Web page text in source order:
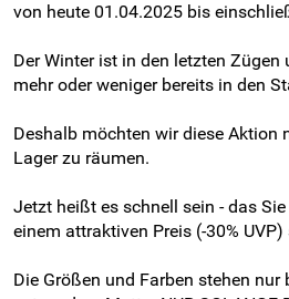
von heute 01.04.2025 bis
Der Winter ist in den letzten Zügen
mehr oder weniger bereits in den
Deshalb möchten wir diese Aktion
Lager zu räumen.
Jetzt heißt es schnell sein - das
einem attraktiven Preis (-30%
Die Größen und Farben stehen